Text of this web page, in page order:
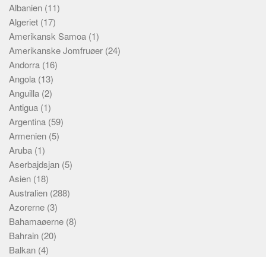
Albanien (11)
Algeriet (17)
Amerikansk Samoa (1)
Amerikanske Jomfruøer (24)
Andorra (16)
Angola (13)
Anguilla (2)
Antigua (1)
Argentina (59)
Armenien (5)
Aruba (1)
Aserbajdsjan (5)
Asien (18)
Australien (288)
Azorerne (3)
Bahamaøerne (8)
Bahrain (20)
Balkan (4)